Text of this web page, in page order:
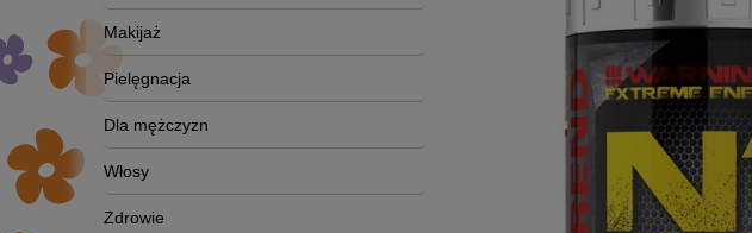
Makijaż
Pielęgnacja
Dla mężczyzn
Włosy
Zdrowie